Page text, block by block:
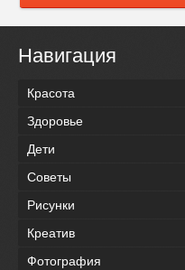
Навигация
Красота
Здоровье
Дети
Советы
Рисунки
Креатив
Фотография